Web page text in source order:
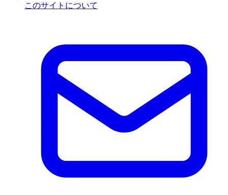
このサイトについて